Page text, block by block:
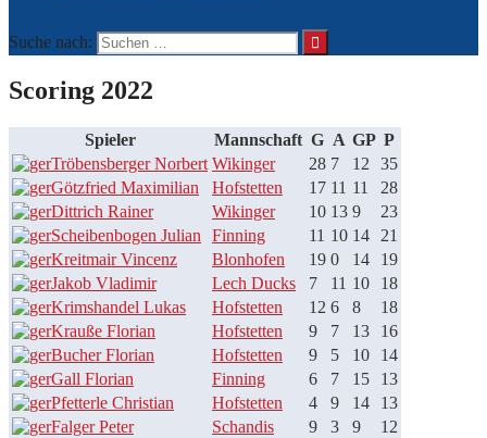
Suche nach:
Scoring 2022
Spieler Mannschaft G A GP P
Tröbensberger Norbert Wikinger 28 7 12
35
Götzfried Maximilian
Hofstetten 17 11 11
28
Dittrich Rainer
Wikinger 10 13 9
23
Scheibenbogen Julian
Finning 11 10 14
21
Kreitmair Vincenz
Blonhofen 19 0 14
19
Jakob Vladimir
Lech Ducks 7 11 10
18
Krimshandel Lukas
Hofstetten 12 6 8
18
Krauße Florian
Hofstetten 9 7 13
16
Bucher Florian
Hofstetten 9 5 10
14
Gall Florian
Finning 6 7 15
13
Pfetterle Christian
Hofstetten 4 9 14
13
Falger Peter
Schandis 9 3 9
12